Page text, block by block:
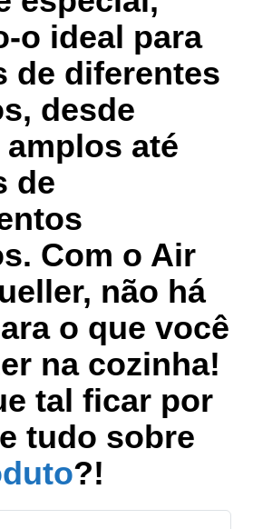
o ideal para
de diferentes
desde
até
de
Com o Air
não há
o que você
na cozinha!
tal ficar por
tudo sobre
?!